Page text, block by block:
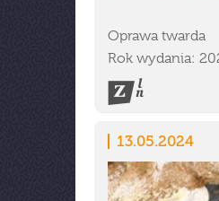
Oprawa twarda
Rok wydania:
13.05.2024